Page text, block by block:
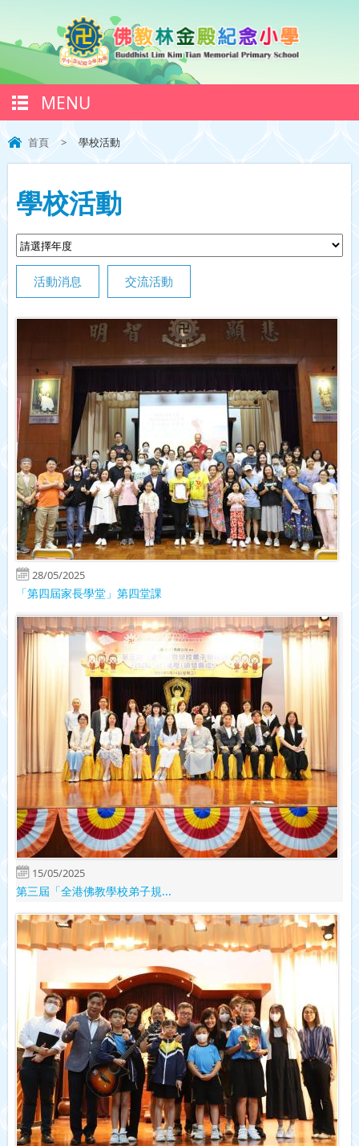
MENU
首頁 > 學校活動
學校活動
活動消息 交流活動
28/05/2025
「第四屆家長學堂」第四堂課
15/05/2025
第三屆「全港佛教學校弟子規...